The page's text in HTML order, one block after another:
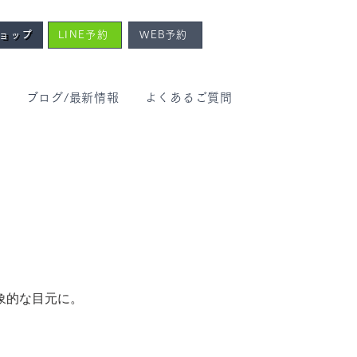
WEB予約
LINE予約
ップ
ブログ/最新情報 よくあるご質問
な目元に。